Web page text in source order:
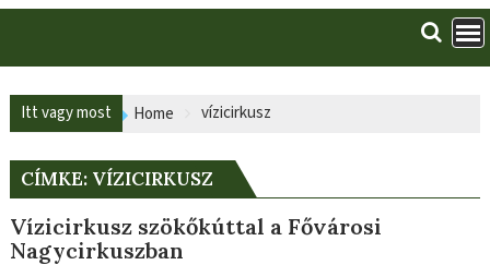
Itt vagy most Home vízicirkusz
CÍMKE: VÍZICIRKUSZ
Vízicirkusz szökőkúttal a Fővárosi
Nagycirkuszban